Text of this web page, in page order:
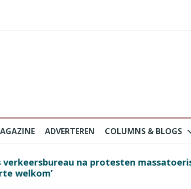
ADVERTEREN COLUMNS & BLOGS
na protesten massatoerisme: